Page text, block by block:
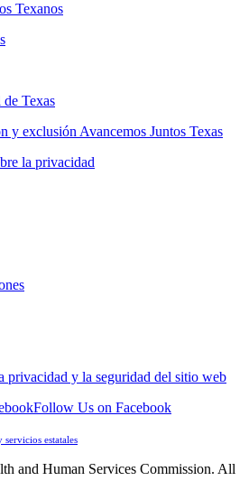
Texanos
Texas
y exclusión Avancemos Juntos Texas
la privacidad
privacidad y la seguridad del sitio web
Follow Us on Facebook
servicios estatales
and Human Services Commission. All